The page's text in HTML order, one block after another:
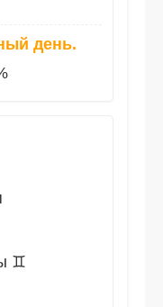
день.
♊